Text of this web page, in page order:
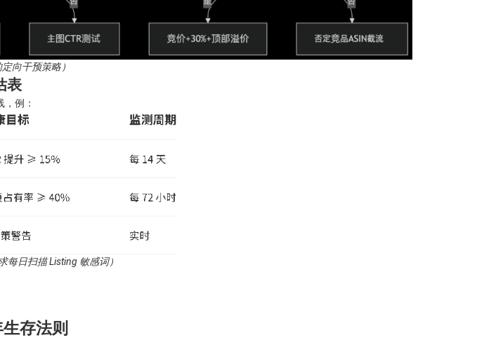
向干预策略）
表
例：
每日扫描 Listing 敏感词）
存法则